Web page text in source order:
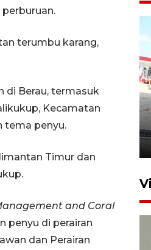
terumbu karang,
di Berau, termasuk
Kecamatan
tema penyu.
Timur dan
and Coral
penyu di perairan
dan Perairan
kapal KM Prince